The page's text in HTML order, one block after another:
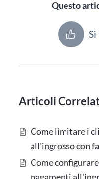
Questo
Sì
Articoli
Come limitare i
all'ingrosso con
Come
pagamenti